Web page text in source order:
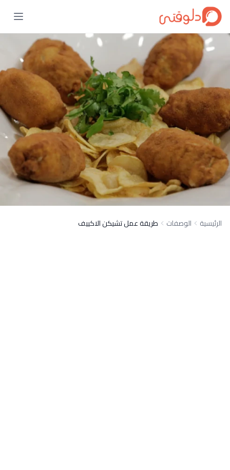
الرئيسية الوصفات طريقة عمل تشيكن الاكييف